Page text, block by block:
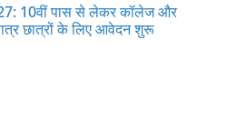
27: 10वीं पास से लेकर कॉलेज और
छात्रों के लिए आवेदन शुरू